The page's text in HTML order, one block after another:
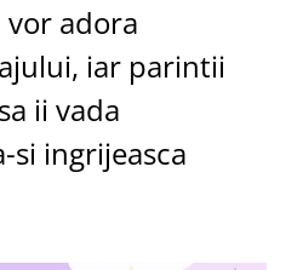
adora
iar parintii
ii vada
si ingrijeasca